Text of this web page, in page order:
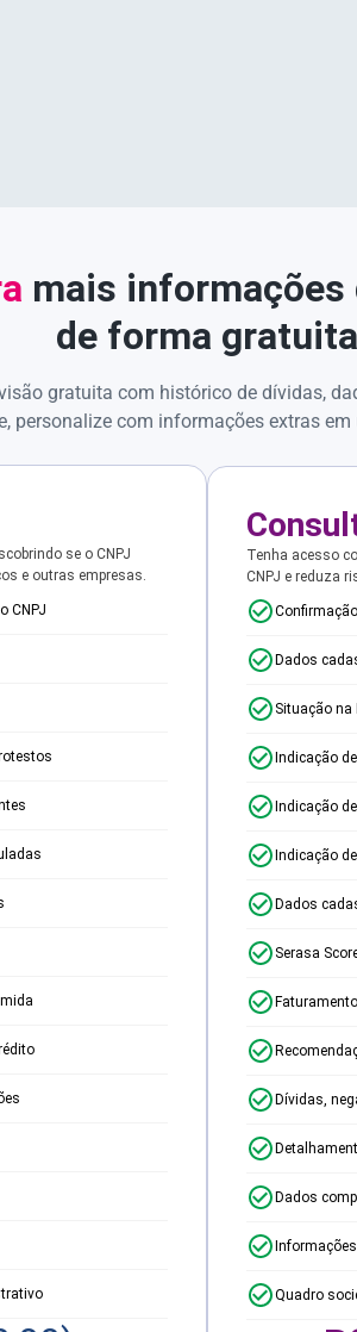
mais informações
de forma gratuita
gratuita com histórico de dívidas,
personalize com informações extras
se o CNPJ
e outras empresas.
CNPJ
Tenha acesso
CNPJ e reduza
Dados
Situação na
Indicação
Indicação
Indicação
Dados
Serasa
Dívidas,
Dados
Quadro